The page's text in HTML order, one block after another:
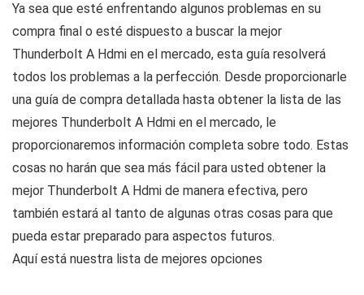
Ya sea que esté enfrentando algunos problemas en su
compra final o esté dispuesto a buscar la mejor
Thunderbolt A Hdmi en el mercado, esta guía resolverá
todos los problemas a la perfección. Desde proporcionarle
una guía de compra detallada hasta obtener la lista de las
mejores Thunderbolt A Hdmi en el mercado, le
proporcionaremos información completa sobre todo. Estas
cosas no harán que sea más fácil para usted obtener la
mejor Thunderbolt A Hdmi de manera efectiva, pero
también estará al tanto de algunas otras cosas para que
pueda estar preparado para aspectos futuros.
Aquí está nuestra lista de mejores opciones